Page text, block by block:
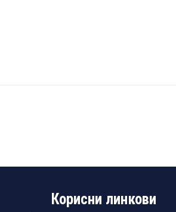
Корисни линкови